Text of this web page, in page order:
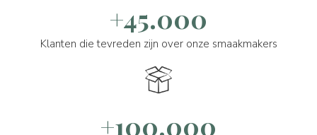
+45.000
Klanten die tevreden zijn over onze smaakmakers
+100.000